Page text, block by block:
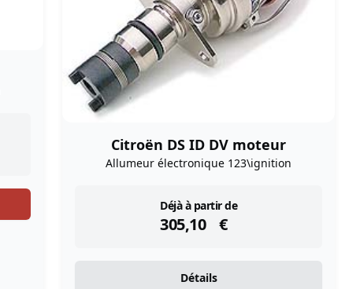
Citroën DS ID DV moteur
Allumeur électronique 123\ignition
Déjà à partir de
305,10 €
instock
Détails